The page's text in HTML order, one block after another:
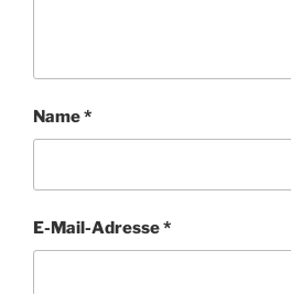
Name*
E-Mail-Adresse*